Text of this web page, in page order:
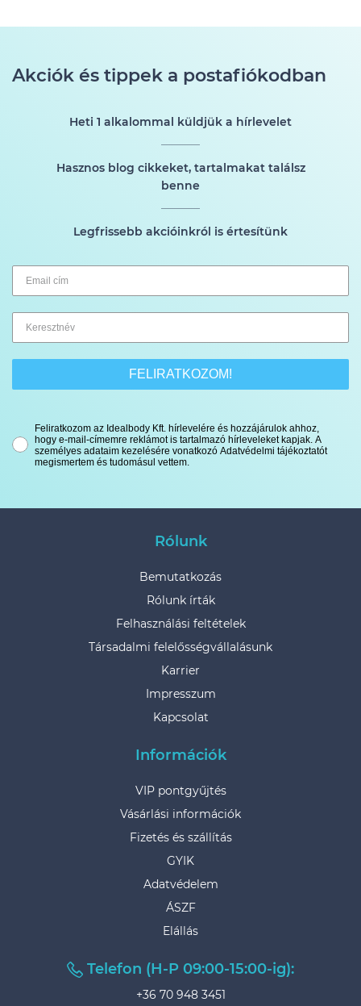
Akciók és tippek a postafiókodban
Heti 1 alkalommal küldjük a hírlevelet
Hasznos blog cikkeket, tartalmakat találsz
benne
Legfrissebb akcióinkról is értesítünk
FELIRATKOZOM!
Feliratkozom az Idealbody Kft. hírlevelére és hozzájárulok ahhoz,
hogy e-mail-címemre reklámot is tartalmazó hírleveleket kapjak. A
személyes adataim kezelésére vonatkozó Adatvédelmi tájékoztatót
megismertem és tudomásul vettem.
Rólunk
Bemutatkozás
Rólunk írták
Felhasználási feltételek
Társadalmi felelősségvállalásunk
Karrier
Impresszum
Kapcsolat
Információk
VIP pontgyűjtés
Vásárlási információk
Fizetés és szállítás
GYIK
Adatvédelem
ÁSZF
Elállás
Telefon (H-P 09:00-15:00-ig):
+36 70 948 3451